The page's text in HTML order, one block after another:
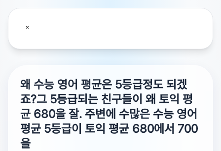
왜 수능 영어 평균은 5등급정도 되겠
죠?그 5등급되는 친구들이 왜 토익 평
균 680을 잘. 주변에 수많은 수능 영어
평균 5등급이 토익 평균 680에서 700
을